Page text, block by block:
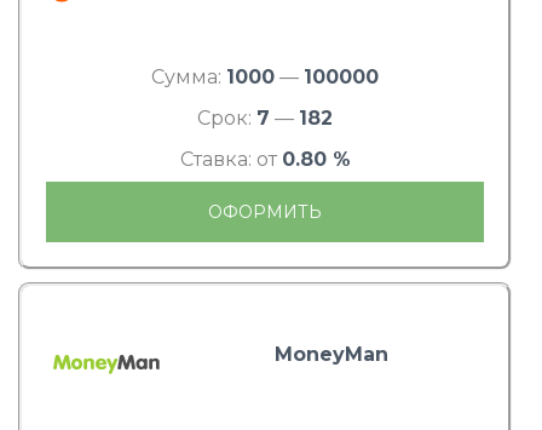
Сумма: 1000 — 100000
Срок: 7 — 182
Ставка: от 0.80 %
ОФОРМИТЬ
MoneyMan